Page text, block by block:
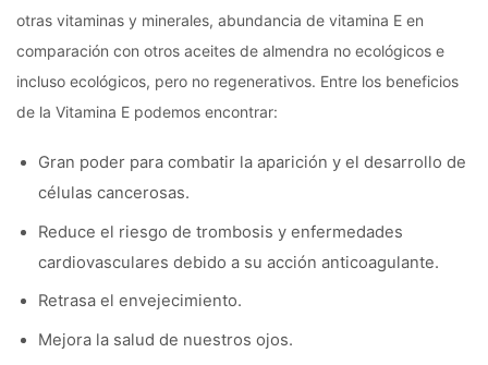
otras vitaminas y minerales, abundancia de vitamina E en
comparación con otros aceites de almendra no ecológicos e
incluso ecológicos, pero no regenerativos. Entre los beneficios
de la Vitamina E podemos encontrar:
Gran poder para combatir la aparición y el desarrollo de
células cancerosas.
Reduce el riesgo de trombosis y enfermedades
cardiovasculares debido a su acción anticoagulante.
Retrasa el envejecimiento.
Mejora la salud de nuestros ojos.